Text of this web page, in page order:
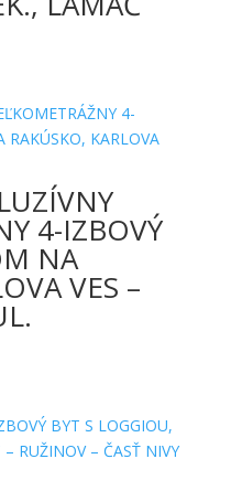
4-IZBOVÝ
NA
VES –